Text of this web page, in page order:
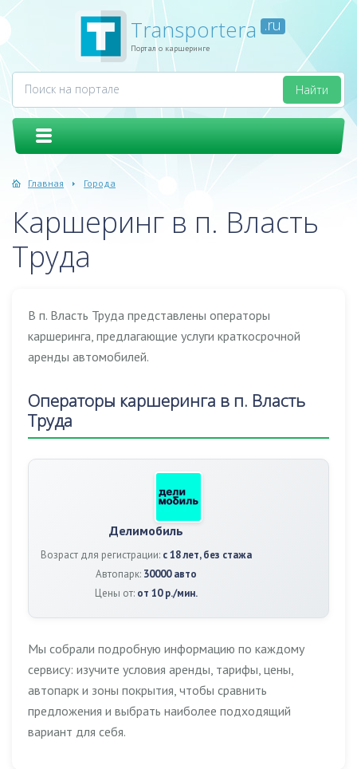
Transportera .ru
Портал о каршеринге
Главная Города
Каршеринг в п. Власть
Труда
В п. Власть Труда представлены операторы
каршеринга, предлагающие услуги краткосрочной
аренды автомобилей.
Операторы каршеринга в п. Власть
Труда
Делимобиль
Возраст для регистрации: с 18 лет, без стажа
Автопарк: 30000 авто
Цены от: от 10 р./мин.
Мы собрали подробную информацию по каждому
сервису: изучите условия аренды, тарифы, цены,
автопарк и зоны покрытия, чтобы сравнить
предложения и выбрать наиболее подходящий
вариант для себя.